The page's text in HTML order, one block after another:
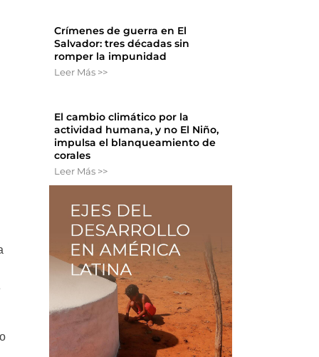
Crímenes de guerra en El
Salvador: tres décadas sin
romper la impunidad
Leer Más >>
El cambio climático por la
actividad humana, y no El Niño,
impulsa el blanqueamiento de
corales
Leer Más >>